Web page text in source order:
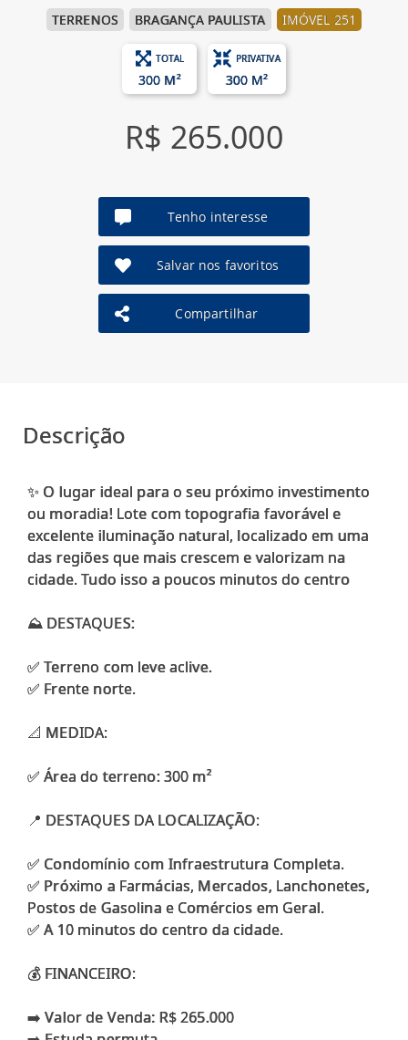
TERRENOS BRAGANÇA PAULISTA IMÓVEL 251
TOTAL
300 M²
PRIVATIVA
300 M²
R$ 265.000
Tenho interesse
Salvar nos favoritos
Compartilhar
Descrição
✨ O lugar ideal para o seu próximo investimento
ou moradia! Lote com topografia favorável e
excelente iluminação natural, localizado em uma
das regiões que mais crescem e valorizam na
cidade. Tudo isso a poucos minutos do centro
⛰️ DESTAQUES:
✅ Terreno com leve aclive.
✅ Frente norte.
📐 MEDIDA:
✅ Área do terreno: 300 m²
📍 DESTAQUES DA LOCALIZAÇÃO:
✅ Condomínio com Infraestrutura Completa.
✅ Próximo a Farmácias, Mercados, Lanchonetes,
Postos de Gasolina e Comércios em Geral.
✅ A 10 minutos do centro da cidade.
💰 FINANCEIRO:
➡️ Valor de Venda: R$ 265.000